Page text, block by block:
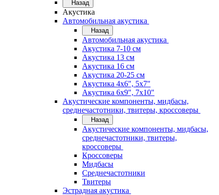
Назад
Акустика
Автомобильная акустика
Назад
Автомобильная акустика
Акустика 7-10 см
Акустика 13 см
Акустика 16 см
Акустика 20-25 см
Акустика 4х6", 5х7"
Акустика 6х9", 7х10"
Акустические компоненты, мидбасы,
среднечастотники, твитеры, кроссоверы
Назад
Акустические компоненты, мидбасы,
среднечастотники, твитеры,
кроссоверы
Кроссоверы
Мидбасы
Среднечастотники
Твитеры
Эстрадная акустика